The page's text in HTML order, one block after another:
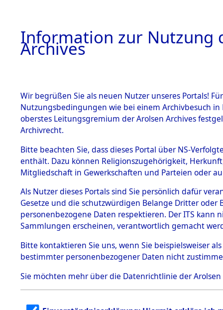
BESTÄNDE
1.
mente
5. Verschiedenes
5.3
Todesmärsche
5.3.1 Alliierte
Erhebungen
zu
Todesmärsch
en
5.3.2
Arnsberg
Information zur Nutzung
Archives
Wir begrüßen Sie als neuen Nutzer unseres Portals!
Nutzungsbedingungen wie bei einem Archivbesuch
oberstes Leitungsgremium der Arolsen Archives
Archivrecht.
Bitte beachten Sie, dass dieses Portal über NS-
enthält. Dazu können Religionszugehörigkeit,
Mitgliedschaft in Gewerkschaften und Parteien oder
Als Nutzer dieses Portals sind Sie persönlich dafür
Gesetze und die schutzwürdigen Belange Dritter
personenbezogene Daten respektieren. Der ITS
Sammlungen erscheinen, verantwortlich gemacht
Bitte kontaktieren Sie uns, wenn Sie beispielsweiser
bestimmter personenbezogener Daten nicht
Sie möchten mehr über die Datenrichtlinie der Arolsen